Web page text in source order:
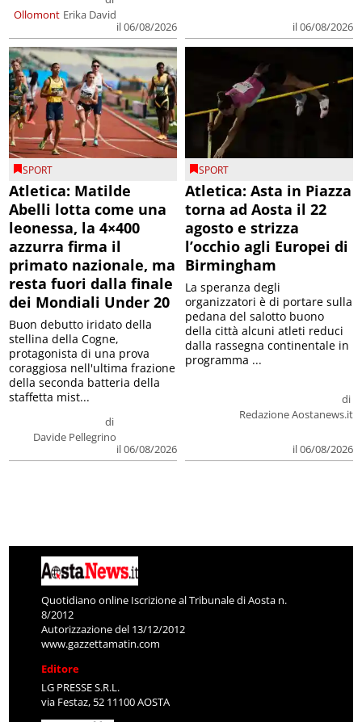
Ollomont Erika David
il 06/08/2026
il 06/08/2026
SPORT
Atletica: Matilde
Abelli lotta come una
leonessa, la 4×400
azzurra firma il
primato nazionale, ma
resta fuori dalla finale
dei Mondiali Under 20
di
Davide Pellegrino
il 06/08/2026
Buon debutto iridato della
stellina della Cogne,
protagonista di una prova
coraggiosa nell'ultima frazione
della seconda batteria della
staffetta mist...
SPORT
Atletica: Asta in Piazza
torna ad Aosta il 22
agosto e strizza
l’occhio agli Europei di
Birmingham
di
Redazione Aostanews.it
il 06/08/2026
La speranza degli
organizzatori è di portare sulla
pedana del salotto buono
della città alcuni atleti reduci
dalla rassegna continentale in
programma ...
Quotidiano online Iscrizione al Tribunale di Aosta n.
8/2012
Autorizzazione del 13/12/2012
www.gazzettamatin.com
Editore
LG PRESSE S.R.L.
via Festaz, 52 11100 AOSTA